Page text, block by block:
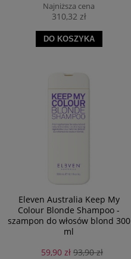
Najniższa cena
310,32 zł
DO KOSZYKA
Eleven Australia Keep My
Colour Blonde Shampoo -
szampon do włosów blond 300
ml
59,90 zł 93,90 zł